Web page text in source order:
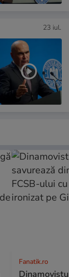
23 iul.
Fanatik.ro